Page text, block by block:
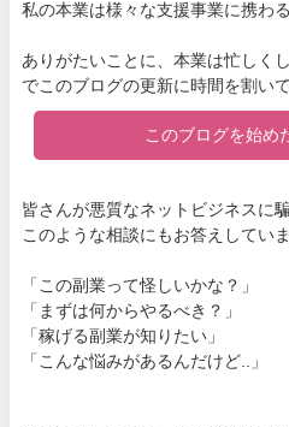
私の本業は様々な支援事業に携わ
ありがたいことに、本業は忙しく
でこのブログの更新に時間を割いて
このブログを始め
皆さんが悪質なネットビジネスに
このような相談にもお答えしていま
「この副業って怪しいかな？」
「まずは何からやるべき？」
「稼げる副業が知りたい」
「こんな悩みがあるんだけど..」